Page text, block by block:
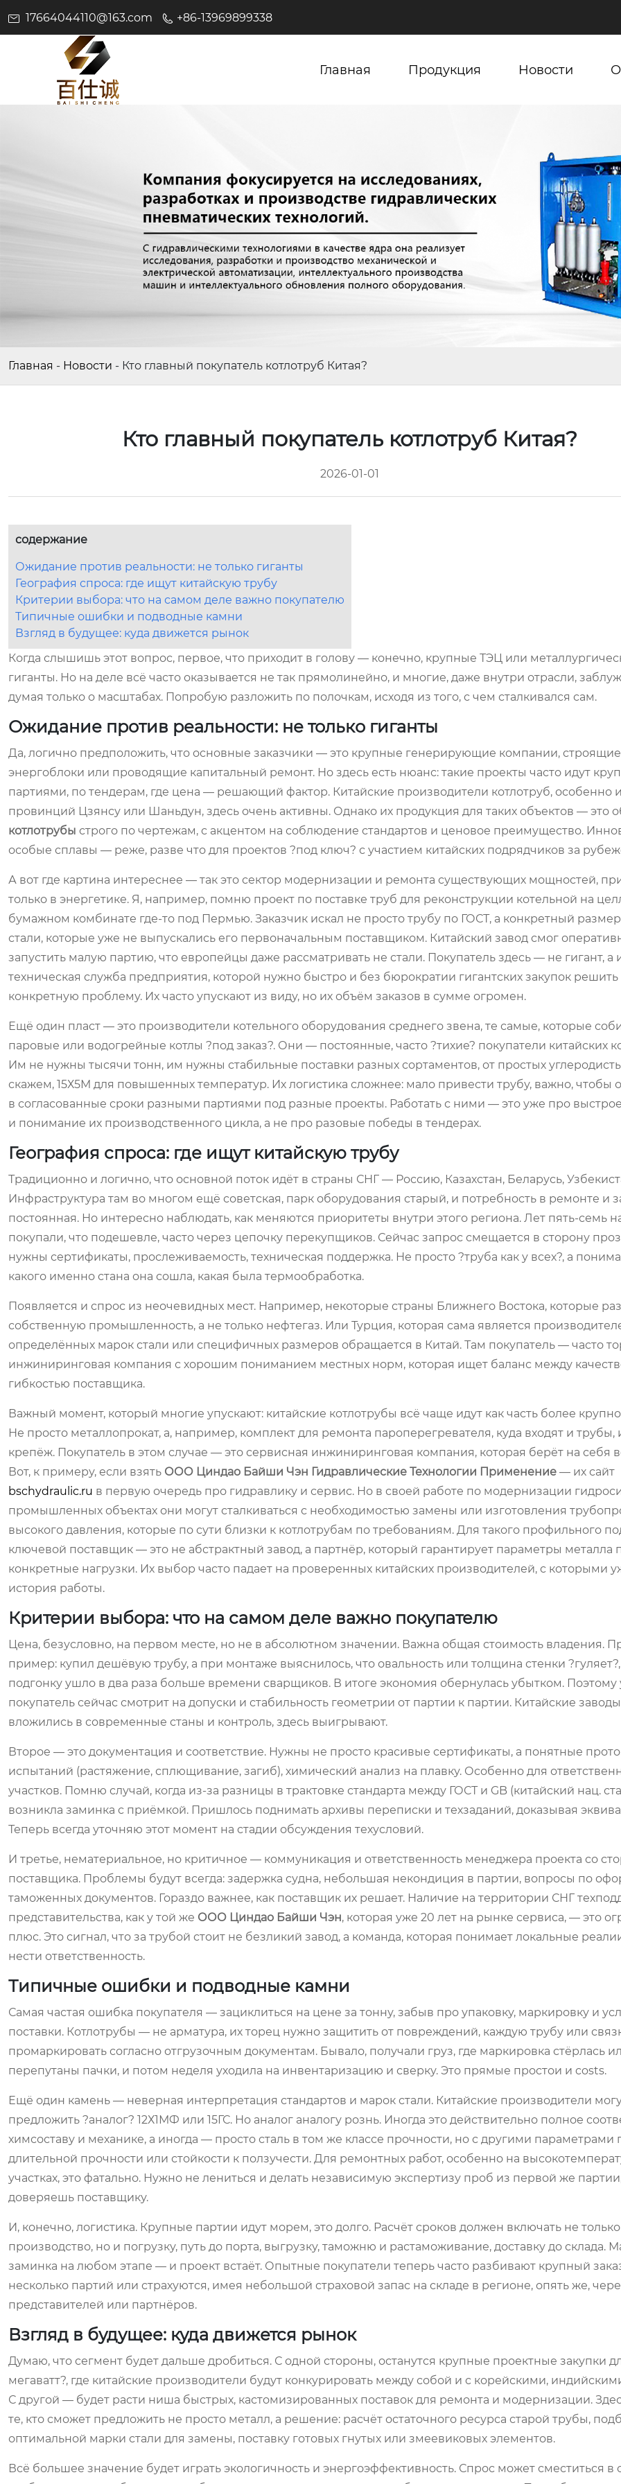
17664044110@163.com +86-13969899338
Главная Продукция Новости
Главная - Новости - Кто главный покупатель котлотруб Китая?
Кто главный покупатель котлотруб Китая?
2026-01-01
содержание
Ожидание против реальности: не только гиганты
География спроса: где ищут китайскую трубу
Критерии выбора: что на самом деле важно покупателю
Типичные ошибки и подводные камни
Взгляд в будущее: куда движется рынок
Когда слышишь этот вопрос, первое, что приходит в голову — конечно, крупные ТЭЦ или
гиганты. Но на деле всё часто оказывается не так прямолинейно, и многие, даже внутри отрасли,
думая только о масштабах. Попробую разложить по полочкам, исходя из того, с чем сталкивался сам.
Ожидание против реальности: не только гиганты
Да, логично предположить, что основные заказчики — это крупные генерирующие компании,
энергоблоки или проводящие капитальный ремонт. Но здесь есть нюанс: такие проекты часто идут
партиями, по тендерам, где цена — решающий фактор. Китайские производители котлотруб, особенно
провинций Цзянсу или Шаньдун, здесь очень активны. Однако их продукция для таких объектов — это
котлотрубы строго по чертежам, с акцентом на соблюдение стандартов и ценовое преимущество.
особые сплавы — реже, разве что для проектов ?под ключ? с участием китайских подрядчиков за
А вот где картина интереснее — так это сектор модернизации и ремонта существующих мощностей,
только в энергетике. Я, например, помню проект по поставке труб для реконструкции котельной на
бумажном комбинате где-то под Пермью. Заказчик искал не просто трубу по ГОСТ, а конкретный
стали, которые уже не выпускались его первоначальным поставщиком. Китайский завод смог
запустить малую партию, что европейцы даже рассматривать не стали. Покупатель здесь — не гигант,
техническая служба предприятия, которой нужно быстро и без бюрократии гигантских закупок решить
конкретную проблему. Их часто упускают из виду, но их объём заказов в сумме огромен.
Ещё один пласт — это производители котельного оборудования среднего звена, те самые, которые
паровые или водогрейные котлы ?под заказ?. Они — постоянные, часто ?тихие? покупатели китайских
Им не нужны тысячи тонн, им нужны стабильные поставки разных сортаментов, от простых
скажем, 15Х5М для повышенных температур. Их логистика сложнее: мало привести трубу, важно, чтобы
в согласованные сроки разными партиями под разные проекты. Работать с ними — это уже про
и понимание их производственного цикла, а не про разовые победы в тендерах.
География спроса: где ищут китайскую трубу
Традиционно и логично, что основной поток идёт в страны СНГ — Россию, Казахстан, Беларусь,
Инфраструктура там во многом ещё советская, парк оборудования старый, и потребность в ремонте и
постоянная. Но интересно наблюдать, как меняются приоритеты внутри этого региона. Лет пять-семь
покупали, что подешевле, часто через цепочку перекупщиков. Сейчас запрос смещается в сторону
нужны сертификаты, прослеживаемость, техническая поддержка. Не просто ?труба как у всех?, а
какого именно стана она сошла, какая была термообработка.
Появляется и спрос из неочевидных мест. Например, некоторые страны Ближнего Востока, которые
собственную промышленность, а не только нефтегаз. Или Турция, которая сама является
определённых марок стали или специфичных размеров обращается в Китай. Там покупатель — часто
инжиниринговая компания с хорошим пониманием местных норм, которая ищет баланс между
гибкостью поставщика.
Важный момент, который многие упускают: китайские котлотрубы всё чаще идут как часть более
Не просто металлопрокат, а, например, комплект для ремонта пароперегревателя, куда входят и трубы,
крепёж. Покупатель в этом случае — это сервисная инжиниринговая компания, которая берёт на себя
Вот, к примеру, если взять ООО Циндао Байши Чэн Гидравлические Технологии Применение — их сайт
bschydraulic.ru в первую очередь про гидравлику и сервис. Но в своей работе по модернизации
промышленных объектах они могут сталкиваться с необходимостью замены или изготовления
высокого давления, которые по сути близки к котлотрубам по требованиям. Для такого профильного
ключевой поставщик — это не абстрактный завод, а партнёр, который гарантирует параметры металла
конкретные нагрузки. Их выбор часто падает на проверенных китайских производителей, с которыми
история работы.
Критерии выбора: что на самом деле важно покупателю
Цена, безусловно, на первом месте, но не в абсолютном значении. Важна общая стоимость владения.
пример: купил дешёвую трубу, а при монтаже выяснилось, что овальность или толщина стенки
подгонку ушло в два раза больше времени сварщиков. В итоге экономия обернулась убытком.
покупатель сейчас смотрит на допуски и стабильность геометрии от партии к партии. Китайские
вложились в современные станы и контроль, здесь выигрывают.
Второе — это документация и соответствие. Нужны не просто красивые сертификаты, а понятные
испытаний (растяжение, сплющивание, загиб), химический анализ на плавку. Особенно для
участков. Помню случай, когда из-за разницы в трактовке стандарта между ГОСТ и GB (китайский нац.
возникла заминка с приёмкой. Пришлось поднимать архивы переписки и техзаданий, доказывая
Теперь всегда уточняю этот момент на стадии обсуждения техусловий.
И третье, нематериальное, но критичное — коммуникация и ответственность менеджера проекта со
поставщика. Проблемы будут всегда: задержка судна, небольшая некондиция в партии, вопросы по
таможенных документов. Гораздо важнее, как поставщик их решает. Наличие на территории СНГ
представительства, как у той же ООО Циндао Байши Чэн, которая уже 20 лет на рынке сервиса, — это
плюс. Это сигнал, что за трубой стоит не безликий завод, а команда, которая понимает локальные
нести ответственность.
Типичные ошибки и подводные камни
Самая частая ошибка покупателя — зациклиться на цене за тонну, забыв про упаковку, маркировку и
поставки. Котлотрубы — не арматура, их торец нужно защитить от повреждений, каждую трубу или
промаркировать согласно отгрузочным документам. Бывало, получали груз, где маркировка стёрлась
перепутаны пачки, и потом неделя уходила на инвентаризацию и сверку. Это прямые простои и costs.
Ещё один камень — неверная интерпретация стандартов и марок стали. Китайские производители
предложить ?аналог? 12Х1МФ или 15ГС. Но аналог аналогу рознь. Иногда это действительно полное
химсоставу и механике, а иногда — просто сталь в том же классе прочности, но с другими параметрами
длительной прочности или стойкости к ползучести. Для ремонтных работ, особенно на
участках, это фатально. Нужно не лениться и делать независимую экспертизу проб из первой же
доверяешь поставщику.
И, конечно, логистика. Крупные партии идут морем, это долго. Расчёт сроков должен включать не только
производство, но и погрузку, путь до порта, выгрузку, таможню и растаможивание, доставку до склада.
заминка на любом этапе — и проект встаёт. Опытные покупатели теперь часто разбивают крупный
несколько партий или страхуются, имея небольшой страховой запас на складе в регионе, опять же,
представителей или партнёров.
Взгляд в будущее: куда движется рынок
Думаю, что сегмент будет дальше дробиться. С одной стороны, останутся крупные проектные закупки
мегаватт?, где китайские производители будут конкурировать между собой и с корейскими,
С другой — будет расти ниша быстрых, кастомизированных поставок для ремонта и модернизации.
те, кто сможет предложить не просто металл, а решение: расчёт остаточного ресурса старой трубы,
оптимальной марки стали для замены, поставку готовых гнутых или змеевиковых элементов.
Всё большее значение будет играть экологичность и энергоэффективность. Спрос может сместиться в